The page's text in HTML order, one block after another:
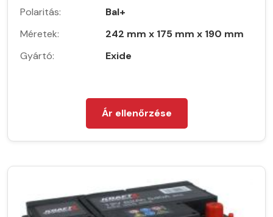
Polaritás:
Bal+
Méretek:
242 mm x 175 mm x 190 mm
Gyártó:
Exide
Ár ellenőrzése